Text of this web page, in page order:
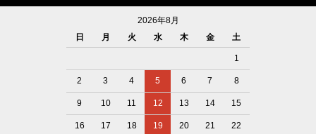
2026年8月
日
月 火 水 木 金 土
1
2 3 4 5 6 7 8
9 10 11 12 13 14 15
16 17 18 19 20 21 22